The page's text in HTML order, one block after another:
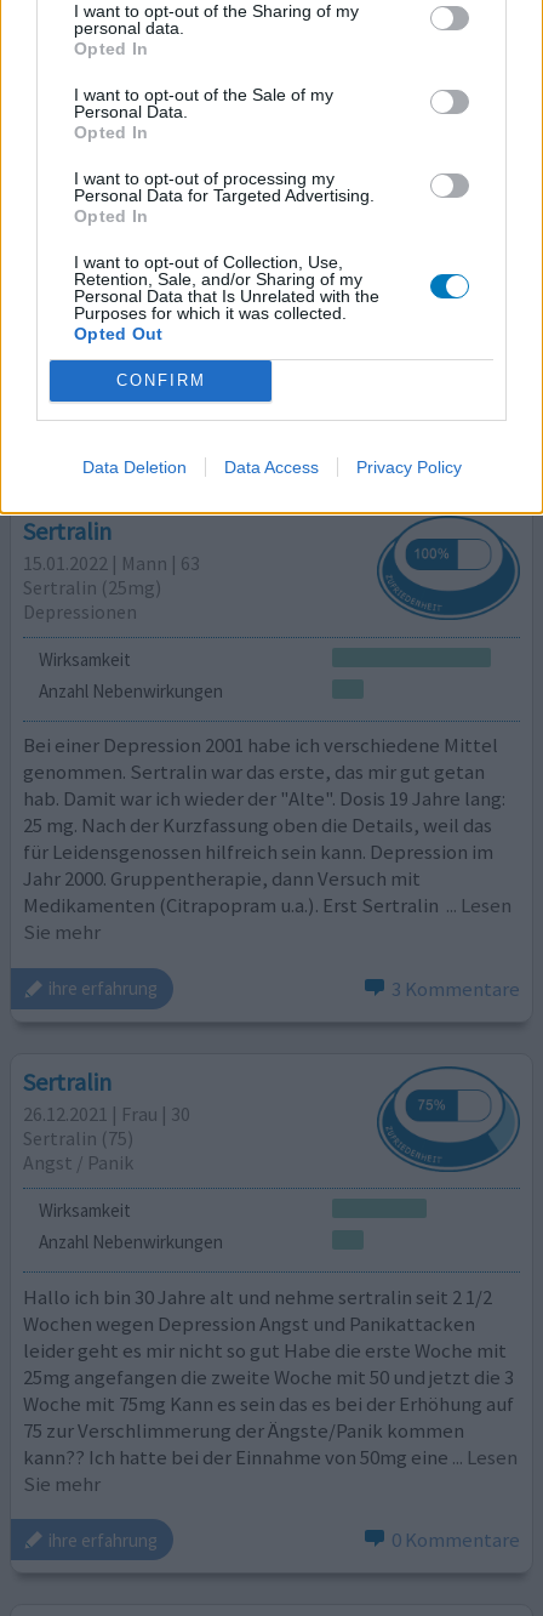
I want to opt-out of the Sharing of my
personal data.
Opted In
I want to opt-out of the Sale of my
Personal Data.
Opted In
I want to opt-out of processing my
Personal Data for Targeted Advertising.
Opted In
I want to opt-out of Collection, Use,
Retention, Sale, and/or Sharing of my
Personal Data that Is Unrelated with the
Purposes for which it was collected.
Opted Out
CONFIRM
Data Deletion Data Access Privacy Policy
26.01.2022 | Frau | 24
Sertralin (50mg)
Depressionen
Wirksamkeit
Anzahl Nebenwirkungen
Ich nehme Sertralin nun schon seit knapp über einem
Jahr. Da ich vor der Einnahme große Zweifel hatte und
hatte ich viel in diesem Forum zu Erfahrungsberichten
gelesen und mich dann dazu entschieden, es zu
probieren (da die Einträge mir zusätzlich Hoffnung
machten. Sertralin war das erste Antidepressiva, welches
... Lesen Sie mehr
Sertralin
15.01.2022 | Mann | 63
Sertralin (25mg)
Depressionen
Wirksamkeit
Anzahl Nebenwirkungen
Bei einer Depression 2001 habe ich verschiedene Mittel
genommen. Sertralin war das erste, das mir gut getan
hab. Damit war ich wieder der "Alte". Dosis 19 Jahre lang:
25 mg. Nach der Kurzfassung oben die Details, weil das
für Leidensgenossen hilfreich sein kann. Depression im
Jahr 2000. Gruppentherapie, dann Versuch mit
Medikamenten (Citrapopram u.a.). Erst Sertralin ... Lesen
Sie mehr
ihre erfahrung 3 Kommentare
Sertralin
26.12.2021 | Frau | 30
Sertralin (75)
Angst / Panik
Wirksamkeit
Anzahl Nebenwirkungen
Hallo ich bin 30 Jahre alt und nehme sertralin seit 2 1/2
Wochen wegen Depression Angst und Panikattacken
leider geht es mir nicht so gut Habe die erste Woche mit
25mg angefangen die zweite Woche mit 50 und jetzt die 3
Woche mit 75mg Kann es sein das es bei der Erhöhung auf
75 zur Verschlimmerung der Ängste/Panik kommen
kann?? Ich hatte bei der Einnahme von 50mg eine ... Lesen
Sie mehr
ihre erfahrung 0 Kommentare